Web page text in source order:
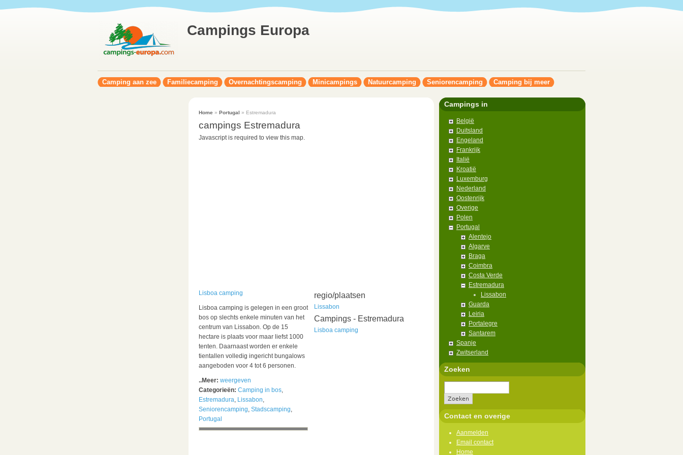
Campings Europa
Camping aan zee Familiecamping Overnachtingscamping Minicampings Natuurcamping Seniorencamping Camping bij meer
Home » Portugal » Estremadura
campings Estremadura
Javascript is required to view this map.
Lisboa camping
Lisboa camping is gelegen in een groot
bos op slechts enkele minuten van het
centrum van Lissabon. Op de 15
hectare is plaats voor maar liefst 1000
tenten. Daarnaast worden er enkele
tientallen volledig ingericht bungalows
aangeboden voor 4 tot 6 personen.
..Meer: weergeven
Categorieën: Camping in bos,
Estremadura, Lissabon,
Seniorencamping, Stadscamping,
Portugal
regio/plaatsen
Lissabon
Campings - Estremadura
Lisboa camping
Campings in
België
Duitsland
Engeland
Frankrijk
Italië
Kroatië
Luxemburg
Nederland
Oostenrijk
Overige
Polen
Portugal
Alentejo
Algarve
Braga
Coimbra
Costa Verde
Estremadura
Lissabon
Guarda
Leiria
Portalegre
Santarem
Spanje
Zwitserland
Zoeken
Contact en overige
Aanmelden
Email contact
Home